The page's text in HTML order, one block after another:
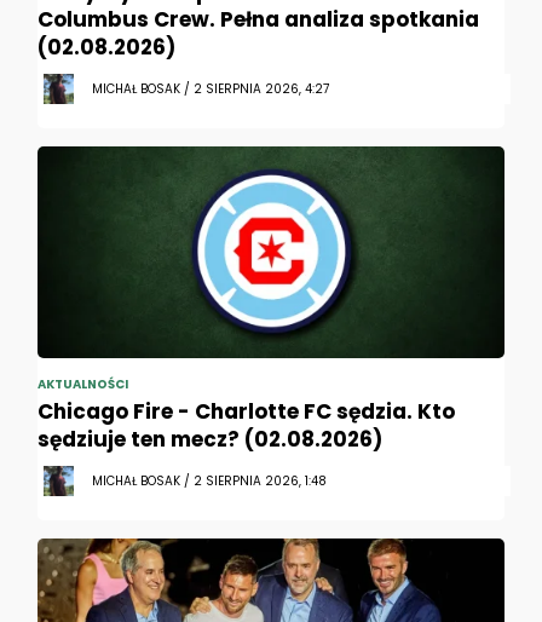
Columbus Crew. Pełna analiza spotkania
(02.08.2026)
MICHAŁ BOSAK / 2 SIERPNIA 2026, 4:27
AKTUALNOŚCI
Chicago Fire - Charlotte FC sędzia. Kto
sędziuje ten mecz? (02.08.2026)
MICHAŁ BOSAK / 2 SIERPNIA 2026, 1:48